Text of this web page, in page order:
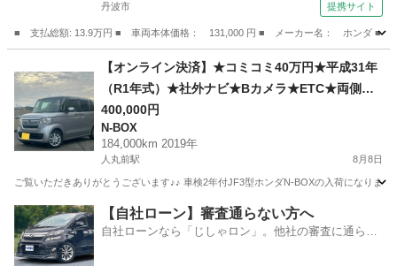
丹波市 提携サイト
■ 支払総額: 13.9万円 ■ 車両本体価格： 131,000 円 ■ メーカー名： ホンダ
ザッツ
【オンライン決済】★コミコミ40万円★平成31年
（R1年式）★社外ナビ★Bカメラ★ETC★両側パ
ワスラ★ターボ
400,000円
N-BOX
184,000km 2019年
人丸前駅 8月8日
ご覧いただきありがとうございます♪♪ 車検2年付JF3型ホンダN-BOXの入荷になり
兵庫 神戸市 人丸前駅 N-BOX 走行距離
【自社ローン】審査通らない方へ
自社ローンなら「じしゃロン」。他社の審査に通らな